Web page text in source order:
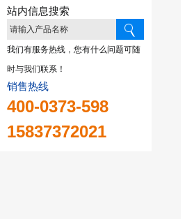
站内信息搜索
我们有服务热线，您有什么问题可随
时与我们联系！
销售热线
400-0373-598
15837372021